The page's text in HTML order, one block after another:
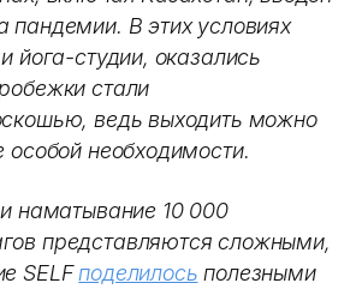
В этих условиях
йога-студии, оказались
стали
ведь выходить можно
особой необходимости.
наматывание 10 000
представляются сложными,
SELFподелилось полезными